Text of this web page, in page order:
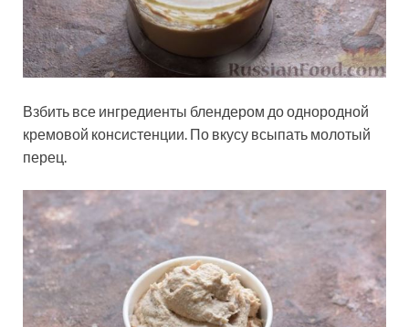
Взбить все ингредиенты блендером до однородной
кремовой консистенции. По вкусу всыпать молотый
перец.